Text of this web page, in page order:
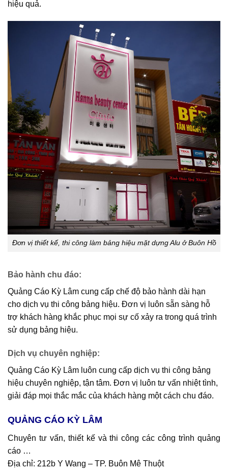
hiệu quả.
Đơn vị thiết kế, thi công làm bảng hiệu mặt dựng Alu ở Buôn Hồ
Bảo hành chu đáo:
Quảng Cáo Kỳ Lâm cung cấp chế độ bảo hành dài hạn
cho dịch vụ thi công bảng hiệu. Đơn vị luôn sẵn sàng hỗ
trợ khách hàng khắc phục mọi sự cố xảy ra trong quá trình
sử dụng bảng hiệu.
Dịch vụ chuyên nghiệp:
Quảng Cáo Kỳ Lâm luôn cung cấp dịch vụ thi công bảng
hiệu chuyên nghiệp, tận tâm. Đơn vị luôn tư vấn nhiệt tình,
giải đáp mọi thắc mắc của khách hàng một cách chu đáo.
QUẢNG CÁO KỲ LÂM
Chuyên tư vấn, thiết kế và thi công các công trình quảng
cáo …
Địa chỉ: 212b Y Wang – TP. Buôn Mê Thuột